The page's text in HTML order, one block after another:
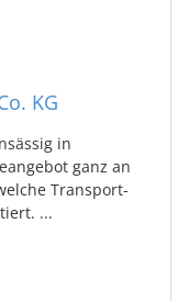
KG
in
ganz an
Transport-
...